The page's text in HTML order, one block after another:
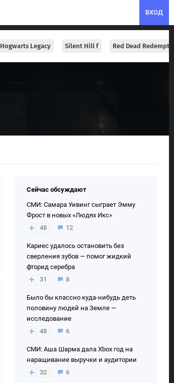
ВХОД
Hogwarts Legacy Silent Hill f Red Dead
Сейчас обсуждают
СМИ: Самара Уивинг сыграет Эмму
Фрост в новых «Людях Икс»
48
12
Кариес удалось остановить без
сверления зубов — помог жидкий
фторид серебра
31
8
Было бы классно куда-нибудь деть
половину людей на Земле —
исследование
48
6
СМИ: Аша Шарма дала Xbox год на
наращивание выручки и аудитории
32
6